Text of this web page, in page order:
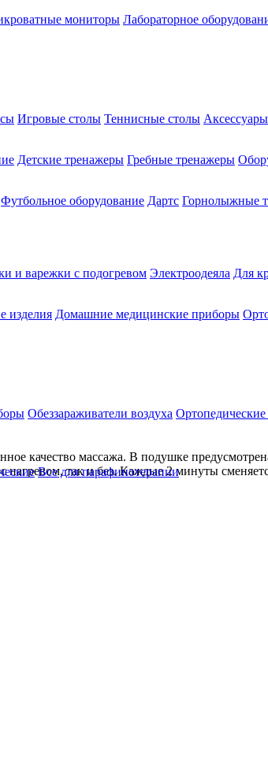
мониторы Лабораторное
Игровые столы Теннисные столы
Детские тренажеры Гребные тренажеры
Футбольное оборудование Дартс Горнолыжные
и варежки с подогревом Электроодеяла Для
изделия Домашние медицинские приборы
Обеззараживатели воздуха Ортопедические
Все для парафинотерапии
качество массажа. В подушке
так и без. Каждые 2 минуты